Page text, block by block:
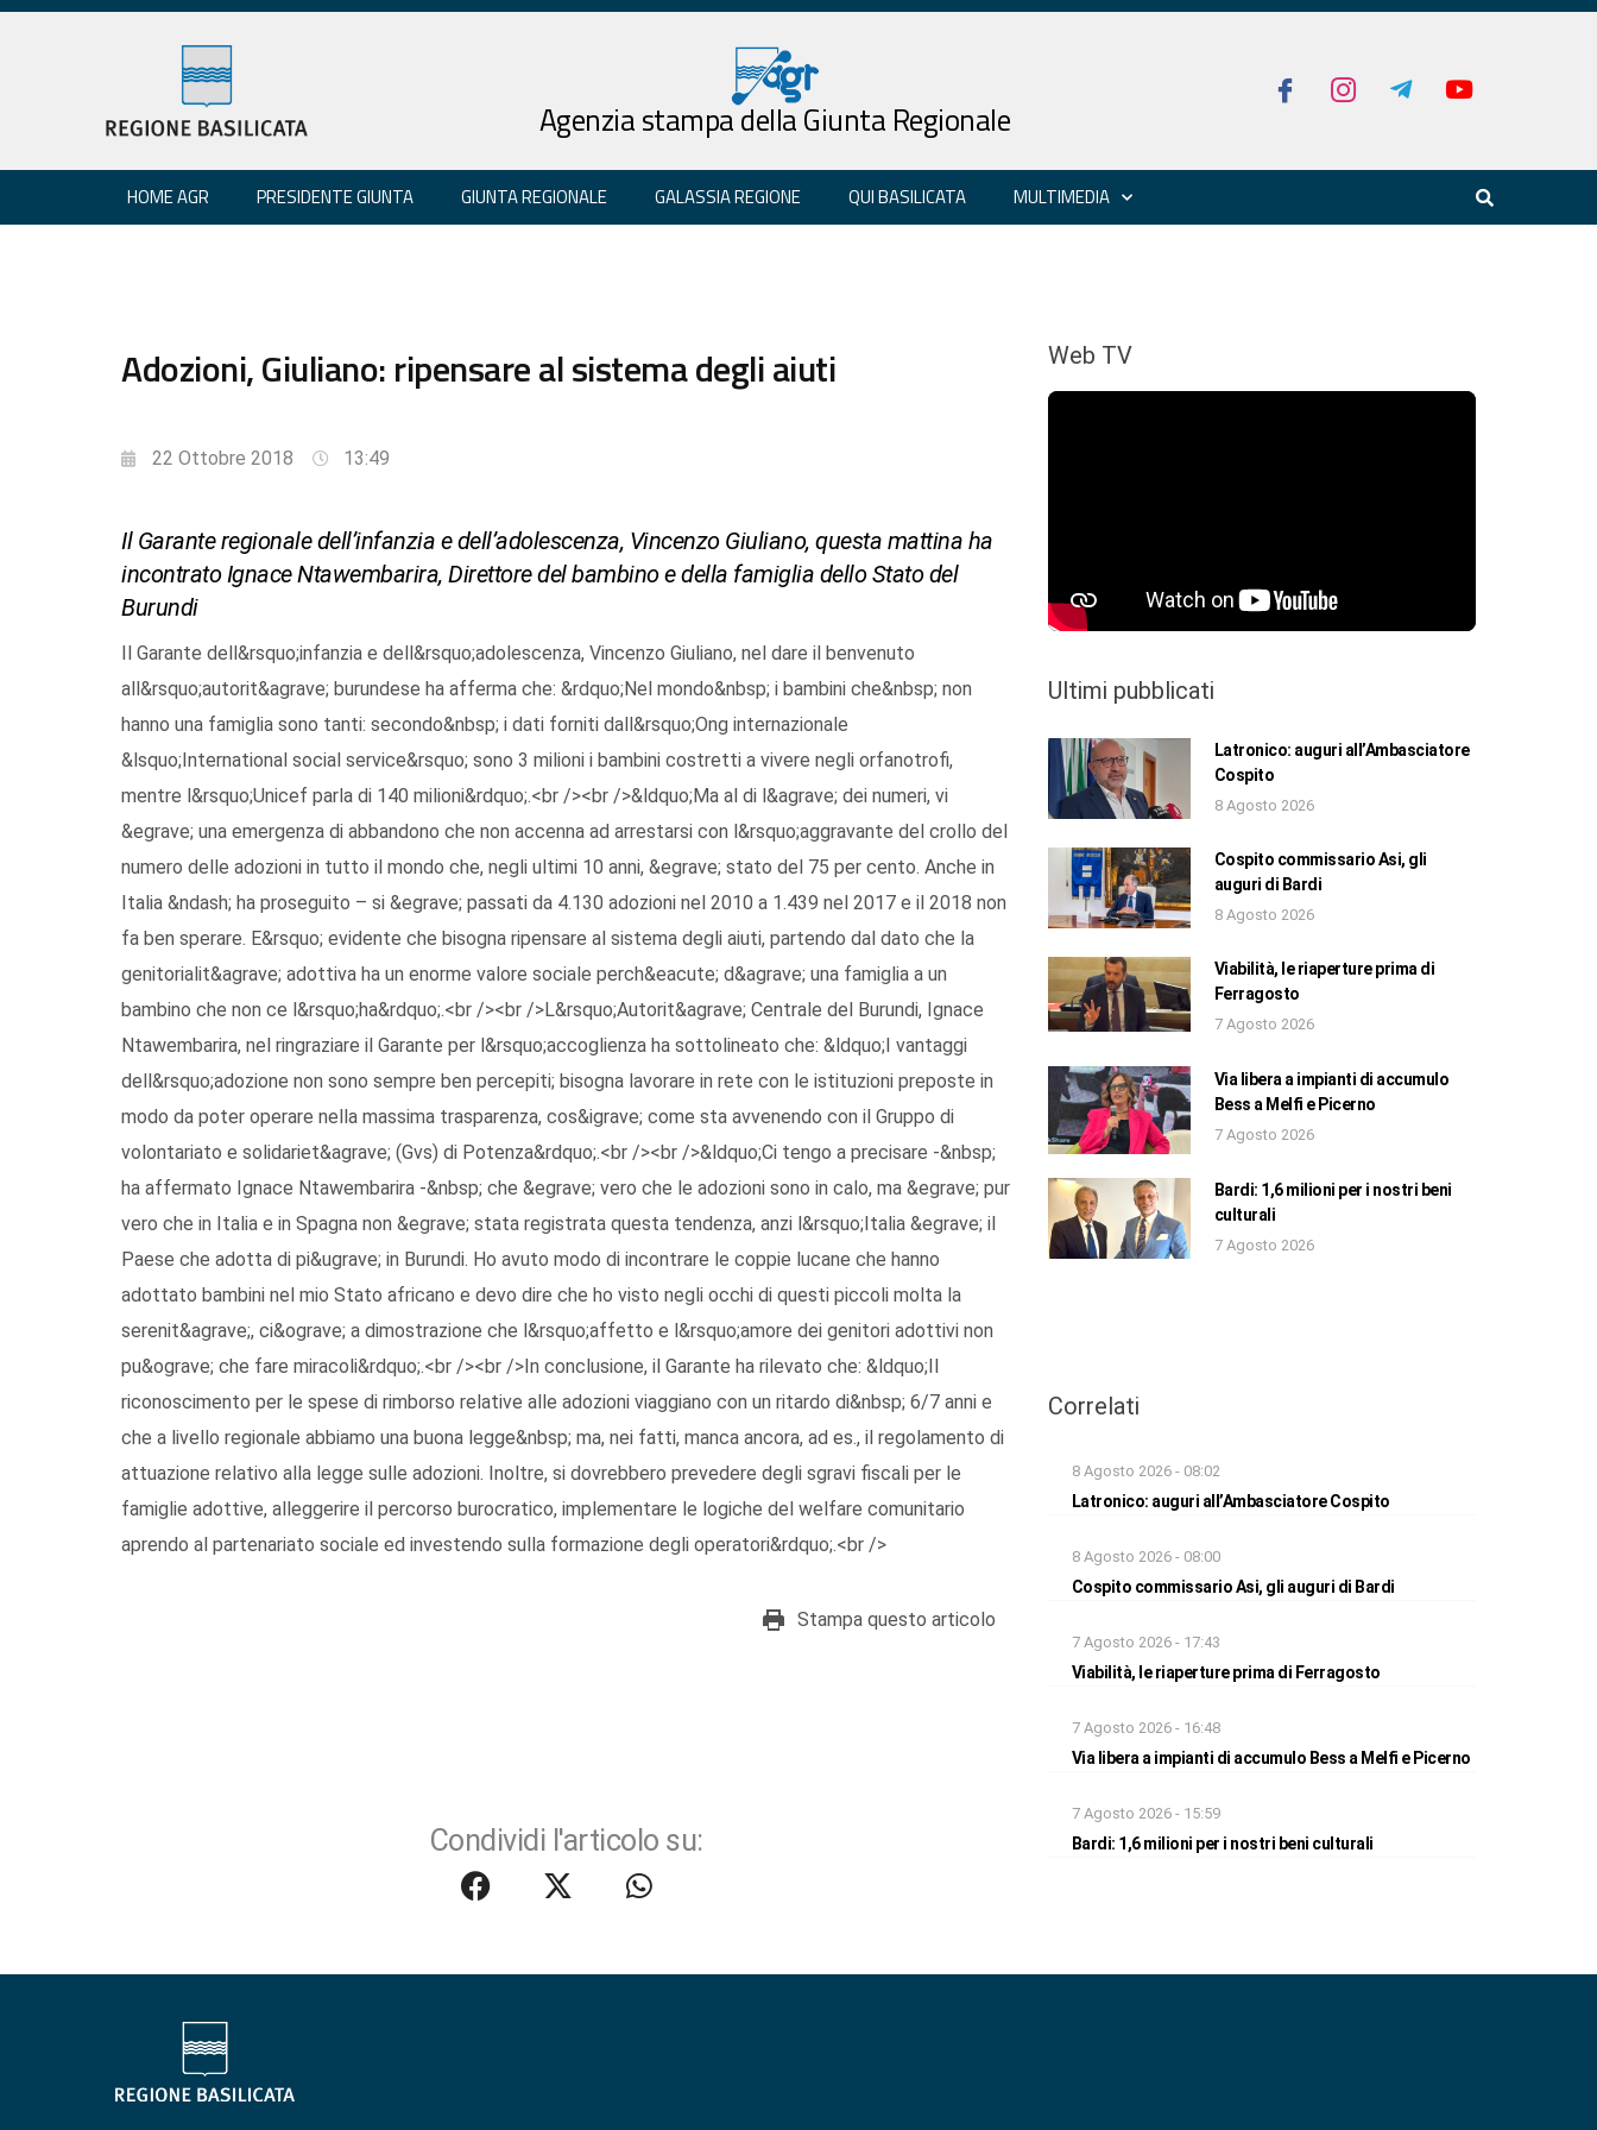
Agenzia stampa della Giunta Regionale
HOME AGR PRESIDENTE GIUNTA GIUNTA REGIONALE GALASSIA REGIONE QUI BASILICATA MULTIMEDIA
Adozioni, Giuliano: ripensare al sistema degli aiuti
22 Ottobre 2018 13:49
Il Garante regionale dell’infanzia e dell’adolescenza, Vincenzo Giuliano, questa mattina ha
incontrato Ignace Ntawembarira, Direttore del bambino e della famiglia dello Stato del
Burundi
Il Garante dell&rsquo;infanzia e dell&rsquo;adolescenza, Vincenzo Giuliano, nel dare il benvenuto
all&rsquo;autorit&agrave; burundese ha afferma che: &rdquo;Nel mondo&nbsp; i bambini che&nbsp; non
hanno una famiglia sono tanti: secondo&nbsp; i dati forniti dall&rsquo;Ong internazionale
&lsquo;International social service&rsquo; sono 3 milioni i bambini costretti a vivere negli orfanotrofi,
mentre l&rsquo;Unicef parla di 140 milioni&rdquo;.<br /><br />&ldquo;Ma al di l&agrave; dei numeri, vi
&egrave; una emergenza di abbandono che non accenna ad arrestarsi con l&rsquo;aggravante del crollo del
numero delle adozioni in tutto il mondo che, negli ultimi 10 anni, &egrave; stato del 75 per cento. Anche in
Italia &ndash; ha proseguito – si &egrave; passati da 4.130 adozioni nel 2010 a 1.439 nel 2017 e il 2018 non
fa ben sperare. E&rsquo; evidente che bisogna ripensare al sistema degli aiuti, partendo dal dato che la
genitorialit&agrave; adottiva ha un enorme valore sociale perch&eacute; d&agrave; una famiglia a un
bambino che non ce l&rsquo;ha&rdquo;.<br /><br />L&rsquo;Autorit&agrave; Centrale del Burundi, Ignace
Ntawembarira, nel ringraziare il Garante per l&rsquo;accoglienza ha sottolineato che: &ldquo;I vantaggi
dell&rsquo;adozione non sono sempre ben percepiti; bisogna lavorare in rete con le istituzioni preposte in
modo da poter operare nella massima trasparenza, cos&igrave; come sta avvenendo con il Gruppo di
volontariato e solidariet&agrave; (Gvs) di Potenza&rdquo;.<br /><br />&ldquo;Ci tengo a precisare -&nbsp;
ha affermato Ignace Ntawembarira -&nbsp; che &egrave; vero che le adozioni sono in calo, ma &egrave; pur
vero che in Italia e in Spagna non &egrave; stata registrata questa tendenza, anzi l&rsquo;Italia &egrave; il
Paese che adotta di pi&ugrave; in Burundi. Ho avuto modo di incontrare le coppie lucane che hanno
adottato bambini nel mio Stato africano e devo dire che ho visto negli occhi di questi piccoli molta la
serenit&agrave;, ci&ograve; a dimostrazione che l&rsquo;affetto e l&rsquo;amore dei genitori adottivi non
pu&ograve; che fare miracoli&rdquo;.<br /><br />In conclusione, il Garante ha rilevato che: &ldquo;Il
riconoscimento per le spese di rimborso relative alle adozioni viaggiano con un ritardo di&nbsp; 6/7 anni e
che a livello regionale abbiamo una buona legge&nbsp; ma, nei fatti, manca ancora, ad es., il regolamento di
attuazione relativo alla legge sulle adozioni. Inoltre, si dovrebbero prevedere degli sgravi fiscali per le
famiglie adottive, alleggerire il percorso burocratico, implementare le logiche del welfare comunitario
aprendo al partenariato sociale ed investendo sulla formazione degli operatori&rdquo;.<br />
Stampa questo articolo
Condividi l'articolo su:
Web TV
Ultimi pubblicati
Latronico: auguri all’Ambasciatore
Cospito
8 Agosto 2026
Cospito commissario Asi, gli
auguri di Bardi
8 Agosto 2026
Viabilità, le riaperture prima di
Ferragosto
7 Agosto 2026
Via libera a impianti di accumulo
Bess a Melfi e Picerno
7 Agosto 2026
Bardi: 1,6 milioni per i nostri beni
culturali
7 Agosto 2026
Correlati
8 Agosto 2026 - 08:02
Latronico: auguri all’Ambasciatore Cospito
8 Agosto 2026 - 08:00
Cospito commissario Asi, gli auguri di Bardi
7 Agosto 2026 - 17:43
Viabilità, le riaperture prima di Ferragosto
7 Agosto 2026 - 16:48
Via libera a impianti di accumulo Bess a Melfi e Picerno
7 Agosto 2026 - 15:59
Bardi: 1,6 milioni per i nostri beni culturali